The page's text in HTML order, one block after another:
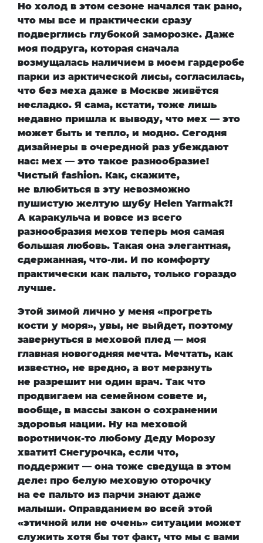
Но холод в этом сезоне начался так рано,
что мы все и практически сразу
подверглись глубокой заморозке. Даже
моя подруга, которая сначала
возмущалась наличием в моем гардеробе
парки из арктической лисы, согласилась,
что без меха даже в Москве живётся
несладко. Я сама, кстати, тоже лишь
недавно пришла к выводу, что мех — это
может быть и тепло, и модно. Сегодня
дизайнеры в очередной раз убеждают
нас: мех — это такое разнообразие!
Чистый fashion. Как, скажите,
не влюбиться в эту невозможно
пушистую желтую шубу Helen Yarmak?!
А каракульча и вовсе из всего
разнообразия мехов теперь моя самая
большая любовь. Такая она элегантная,
сдержанная, что-ли. И по комфорту
практически как пальто, только гораздо
лучше.
Этой зимой лично у меня «прогреть
кости у моря», увы, не выйдет, поэтому
завернуться в меховой плед — моя
главная новогодняя мечта. Мечтать, как
известно, не вредно, а вот мерзнуть
не разрешит ни один врач. Так что
продвигаем на семейном совете и,
вообще, в массы закон о сохранении
здоровья нации. Ну на меховой
воротничок-то любому Деду Морозу
хватит! Снегурочка, если что,
поддержит — она тоже сведуща в этом
деле: про белую меховую оторочку
на ее пальто из парчи знают даже
малыши. Оправданием во всей этой
«этичной или не очень» ситуации может
служить хотя бы тот факт, что мы с вами